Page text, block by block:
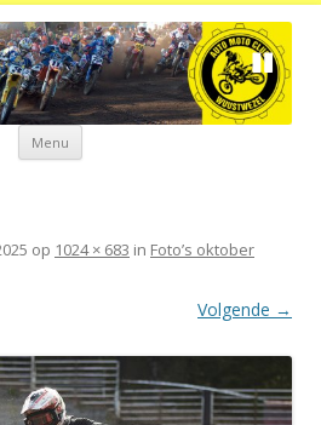
Menu Spring
de
op 1024 × 683 in Foto’s oktober
Volgende →